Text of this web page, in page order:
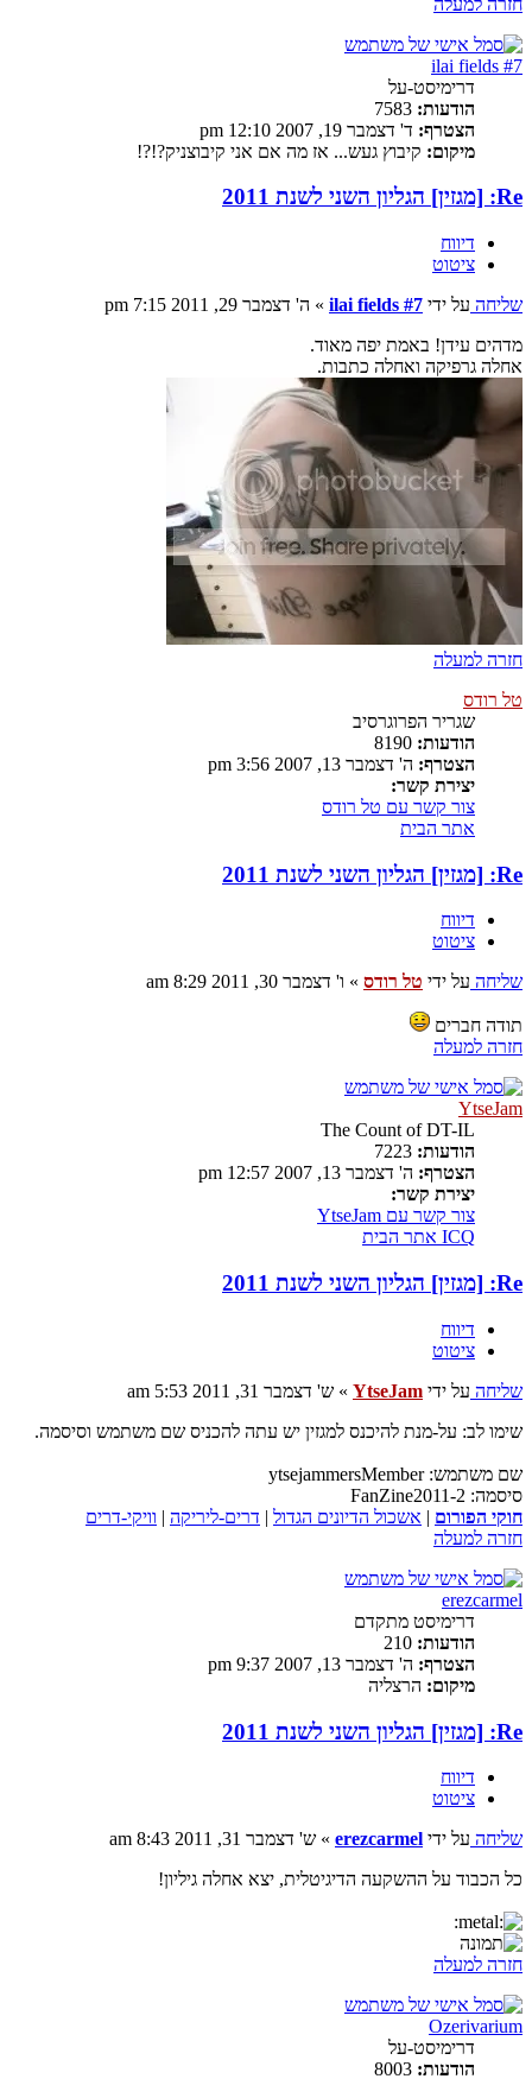
ilai fields #7
דרימיסט-על
הודעות:
הצטרף: ד' דצמבר 19, 2007 12:10 pm
מיקום: קיבוץ געש... אז מה אם אני קיבוצניק?!?!
Re: [מגזין] הגליון השני לשנת 2011
דיווח
ציטוט
שליחה על ידי ilai fields #7
» ה' דצמבר 29, 2011 7:15 pm
מדהים עידן! באמת יפה מאוד.
אחלה גרפיקה ואחלה כתבות.
חזרה למעלה
טל רודס
שגריר הפרוגרסיב
הודעות:
הצטרף: ה' דצמבר 13, 2007 3:56 pm
יצירת קשר:
צור קשר עם טל רודס
אתר הבית
Re: [מגזין] הגליון השני לשנת 2011
דיווח
ציטוט
שליחה על ידי טל רודס » ו' דצמבר 30, 2011 8:29 am
תודה חברים
חזרה למעלה
YtseJam
The Count of DT-IL
הודעות:
הצטרף: ה' דצמבר 13, 2007 12:57 pm
יצירת קשר:
צור קשר עם YtseJam
ICQ אתר הבית
Re: [מגזין] הגליון השני לשנת 2011
דיווח
ציטוט
שליחה על ידי YtseJam
» ש' דצמבר 31, 2011 5:53 am
שימו לב: על-מנת להיכנס למגזין יש עתה להכניס שם משתמש וסיסמה.
שם משתמש: ytsejammersMember
סיסמה: FanZine2011-2
חוקי הפורום | אשכול הדיונים הגדול | דרים-ליריקה | וויקי-דרים
חזרה למעלה
erezcarmel
דרימיסט מתקדם
הודעות:
הצטרף: ה' דצמבר 13, 2007 9:37 pm
מיקום: הרצליה
Re: [מגזין] הגליון השני לשנת 2011
דיווח
ציטוט
שליחה על ידי erezcarmel
» ש' דצמבר 31, 2011 8:43 am
כל הכבוד על ההשקעה הדיגיטלית, יצא אחלה גיליון!
חזרה למעלה
Ozerivarium
דרימיסט-על
הודעות: